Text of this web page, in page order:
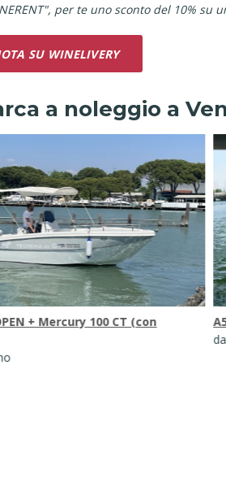
per te uno sconto del 10% su
SU WINELIVERY
a noleggio a
+ MERCURY 150HP (con patente)